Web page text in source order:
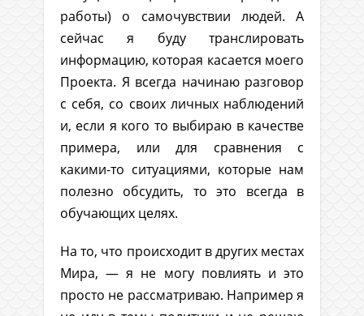
работы) о самочувствии людей. А
сейчас я буду транслировать
информацию, которая касается моего
Проекта. Я всегда начинаю разговор
с себя, со своих личных наблюдений
и, если я кого то выбираю в качестве
примера, или для сравнения с
какими-то ситуациями, которые нам
полезно обсудить, то это всегда в
обучающих целях.
На то, что происходит в других местах
Мира, — я не могу повлиять и это
просто не рассматриваю. Например я